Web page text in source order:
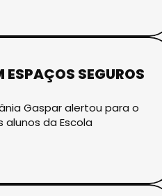
SEGUROS
Gaspar alertou para o
da Escola